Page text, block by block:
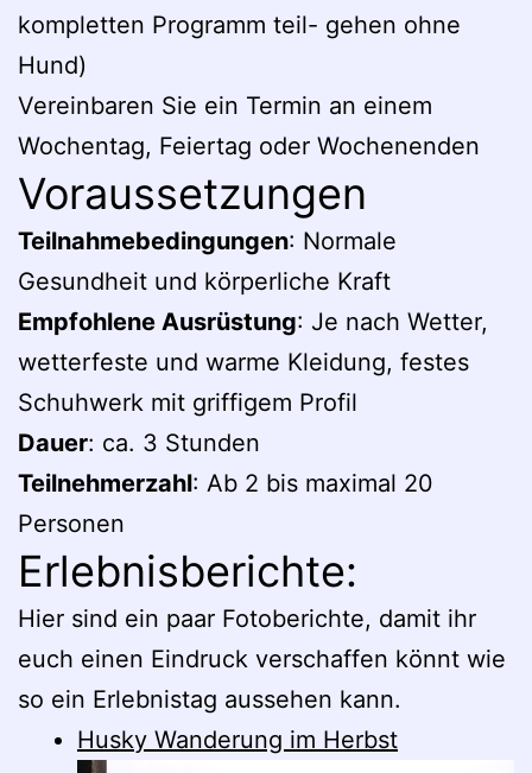
kompletten Programm teil- gehen ohne
Hund)
Vereinbaren Sie ein Termin an einem
Wochentag, Feiertag oder Wochenenden
Voraussetzungen
Teilnahmebedingungen: Normale
Gesundheit und körperliche Kraft
Empfohlene Ausrüstung: Je nach Wetter,
wetterfeste und warme Kleidung, festes
Schuhwerk mit griffigem Profil
Dauer: ca. 3 Stunden
Teilnehmerzahl: Ab 2 bis maximal 20
Personen
Erlebnisberichte:
Hier sind ein paar Fotoberichte, damit ihr
euch einen Eindruck verschaffen könnt wie
so ein Erlebnistag aussehen kann.
Husky Wanderung im Herbst